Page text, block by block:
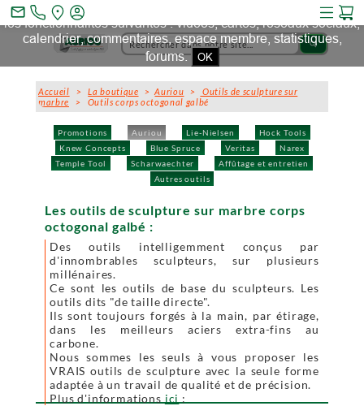
search
Promotions Auriou Lie-Nielsen
Hock Tools
Knew Concepts
Blue Spruce Veritas
Narex
Temple Tool
Scharwaechter
Affûtage et entretien
Autres outils
Accueil >La boutique >Auriou >
Outils de sculpture sur
marbre > Outils corps octogonal galbé
Les outils de sculpture sur marbre corps
octogonal galbé :
Des outils intelligemment conçus par
d'innombrables sculpteurs, sur plusieurs
millénaires.
Ce sont les outils de base du sculpteurs. Les
outils dits "de taille directe".
Ils sont toujours forgés à la main, par étirage,
dans les meilleurs aciers extra-fins au
carbone.
Nous sommes les seuls à vous proposer les
VRAIS outils de sculpture avec la seule forme
adaptée à un travail de qualité et de précision.
Plus d'informations ici :
mail_outline
Ce site et des sites tiers qu'il utilise collectent des cookies pour
les fonctionnalités suivantes : vidéos, cartes, réseaux sociaux,
calendrier, commentaires, espace membre, statistiques,
forums. OK